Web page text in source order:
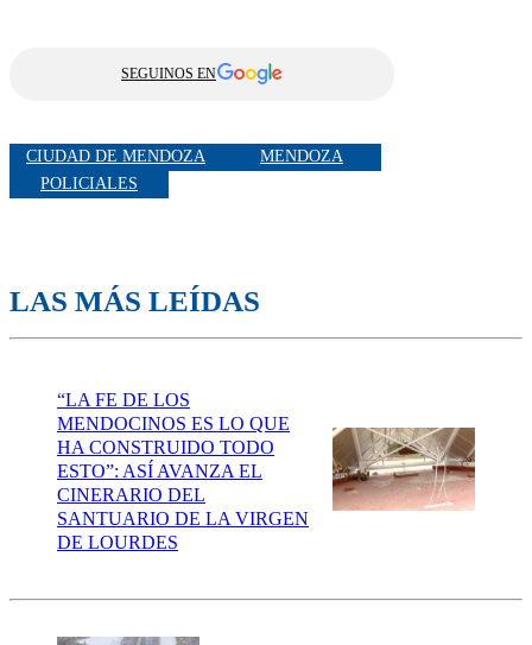
SEGUINOS EN
CIUDAD DE MENDOZA
MENDOZA
POLICIALES
LAS MÁS LEÍDAS
“LA FE DE LOS
MENDOCINOS ES LO QUE
HA CONSTRUIDO TODO
ESTO”: ASÍ AVANZA EL
CINERARIO DEL
SANTUARIO DE LA VIRGEN
DE LOURDES